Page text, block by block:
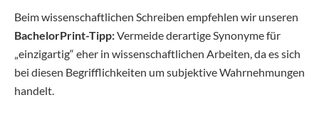
Beim wissenschaftlichen Schreiben empfehlen wir unseren
BachelorPrint-Tipp:Vermeide derartige Synonyme für
„einzigartig“ eher in wissenschaftlichen Arbeiten, da es sich
bei diesen Begrifflichkeiten um subjektive Wahrnehmungen
handelt.